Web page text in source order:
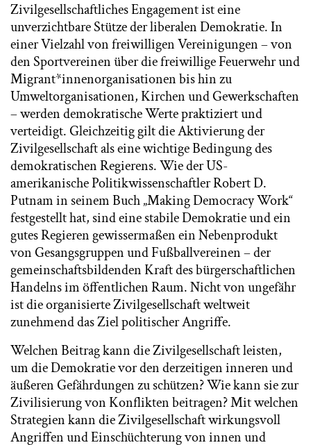
Zivilgesellschaftliches Engagement ist eine
unverzichtbare Stütze der liberalen Demokratie. In
einer Vielzahl von freiwilligen Vereinigungen – von
den Sportvereinen über die freiwillige Feuerwehr und
Migrant*innenorganisationen bis hin zu
Umweltorganisationen, Kirchen und Gewerkschaften
– werden demokratische Werte praktiziert und
verteidigt. Gleichzeitig gilt die Aktivierung der
Zivilgesellschaft als eine wichtige Bedingung des
demokratischen Regierens. Wie der US-
amerikanische Politikwissenschaftler Robert D.
Putnam in seinem Buch „Making Democracy Work“
festgestellt hat, sind eine stabile Demokratie und ein
gutes Regieren gewissermaßen ein Nebenprodukt
von Gesangsgruppen und Fußballvereinen – der
gemeinschaftsbildenden Kraft des bürgerschaftlichen
Handelns im öffentlichen Raum. Nicht von ungefähr
ist die organisierte Zivilgesellschaft weltweit
zunehmend das Ziel politischer Angriffe.
Welchen Beitrag kann die Zivilgesellschaft leisten,
um die Demokratie vor den derzeitigen inneren und
äußeren Gefährdungen zu schützen? Wie kann sie zur
Zivilisierung von Konflikten beitragen? Mit welchen
Strategien kann die Zivilgesellschaft wirkungsvoll
Angriffen und Einschüchterung von innen und